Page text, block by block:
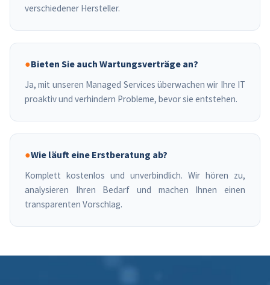
verschiedener Hersteller.
●Bieten Sie auch Wartungsverträge an?
Ja, mit unseren Managed Services überwachen wir Ihre IT
proaktiv und verhindern Probleme, bevor sie entstehen.
●Wie läuft eine Erstberatung ab?
Komplett kostenlos und unverbindlich. Wir hören zu,
analysieren Ihren Bedarf und machen Ihnen einen
transparenten Vorschlag.